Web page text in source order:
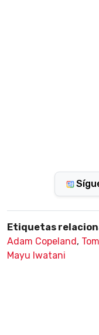
Etiquetas
Adam Copeland ,
Mayu Iwatani